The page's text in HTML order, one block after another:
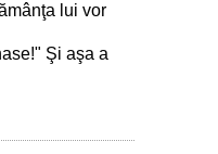
lui vor
Şi aşa a